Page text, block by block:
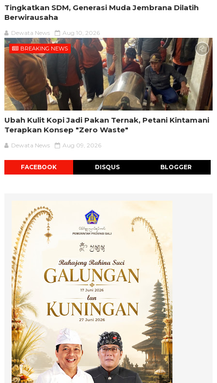
Tingkatkan SDM, Generasi Muda Jembrana Dilatih
Berwirausaha
Dewata News Aug 10, 2026
BREAKING NEWS
Ubah Kulit Kopi Jadi Pakan Ternak, Petani Kintamani
Terapkan Konsep "Zero Waste"
Dewata News Aug 09, 2026
FACEBOOK DISQUS BLOGGER